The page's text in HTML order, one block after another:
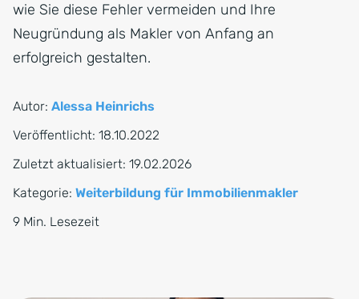
wie Sie diese Fehler vermeiden und Ihre
Neugründung als Makler von Anfang an
erfolgreich gestalten.
Autor: Alessa Heinrichs
Veröffentlicht: 18.10.2022
Zuletzt aktualisiert: 19.02.2026
Kategorie: Weiterbildung für Immobilienmakler
9 Min. Lesezeit